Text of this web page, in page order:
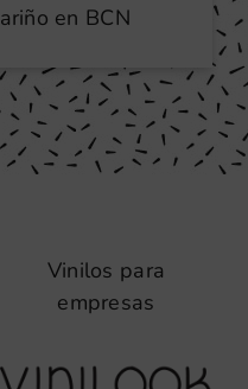
en BCN
Vinilos para
empresas